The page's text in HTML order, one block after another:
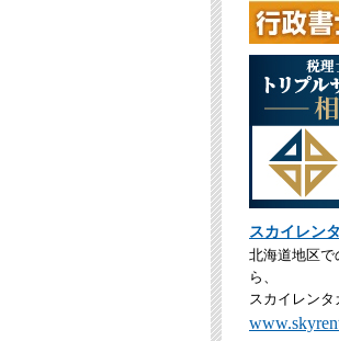
スカイレン
北海道地区で
ら、
スカイレンタ